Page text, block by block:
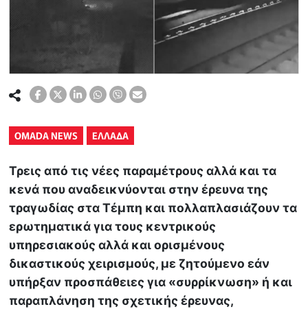
OMADA NEWS ΕΛΛΑΔΑ
Τρεις από τις νέες παραμέτρους αλλά και τα
κενά που αναδεικνύονται στην έρευνα της
τραγωδίας στα Τέμπη και πολλαπλασιάζουν τα
ερωτηματικά για τους κεντρικούς
υπηρεσιακούς αλλά και ορισμένους
δικαστικούς χειρισμούς, με ζητούμενο εάν
υπήρξαν προσπάθειες για «συρρίκνωση» ή και
παραπλάνηση της σχετικής έρευνας,